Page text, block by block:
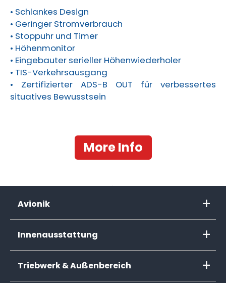
• Schlankes Design
• Geringer Stromverbrauch
• Stoppuhr und Timer
• Höhenmonitor
• Eingebauter serieller Höhenwiederholer
• TIS-Verkehrsausgang
• Zertifizierter ADS-B OUT für verbessertes
situatives Bewusstsein
More Info
Avionik
Innenausstattung
Triebwerk & Außenbereich